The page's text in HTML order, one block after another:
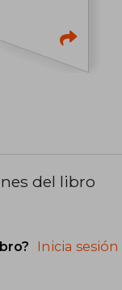
del libro
Inicia sesión